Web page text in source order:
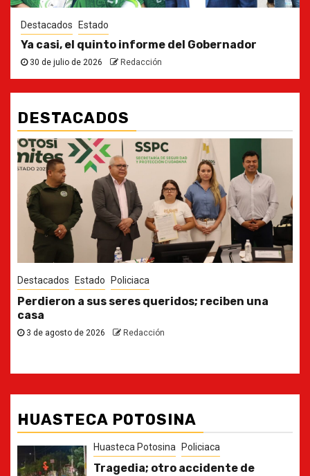
Destacados Estado
Ya casi, el quinto informe del Gobernador
30 de julio de 2026 Redacción
DESTACADOS
Destacados Estado
Ya casi, el quinto informe del Gobernador
30 de julio de 2026
HUASTECA POTOSINA
Huasteca Potosina Policiaca
Tragedia; otro accidente de